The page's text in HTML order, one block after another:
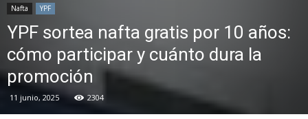
Nafta YPF
YPF sortea nafta gratis por 10 años:
cómo participar y cuánto dura la
promoción
11 junio, 2025 2304